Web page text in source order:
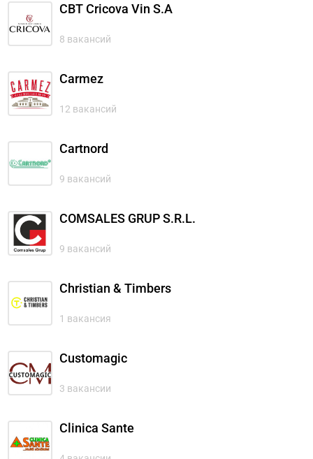
CBT Cricova Vin S.A
8 вакансий
Carmez
12 вакансий
Cartnord
9 вакансий
COMSALES GRUP S.R.L.
9 вакансий
Christian & Timbers
1 вакансия
Customagic
3 вакансии
Clinica Sante